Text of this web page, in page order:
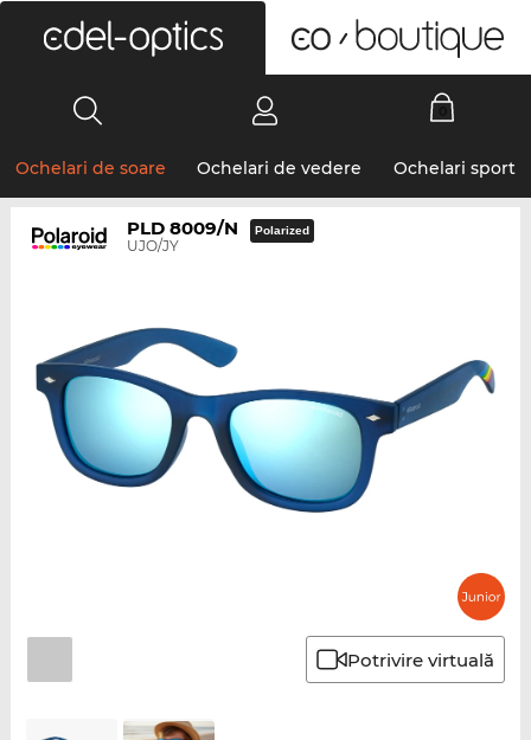
Ochelari de soare Ochelari de vedere Ochelari sport
PLD 8009/N
UJO/JY
Polarized
Potrivire virtuală